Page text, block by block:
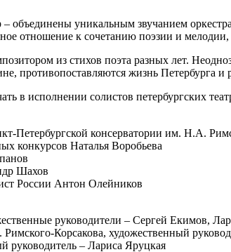
объединены уникальным звучанием
отношение к сочетанию поэзии и
из стихов поэта разных лет.
противопоставляются жизнь Петербурга и
в исполнении солистов петербургских
Петербургской консерватории им. Н.А.
конкурсов Наталья Воробьева
Шахов
России Антон Олейников
руководители – Сергей Екимов,
Корсакова, художественный
руководитель – Лариса Яруцкая